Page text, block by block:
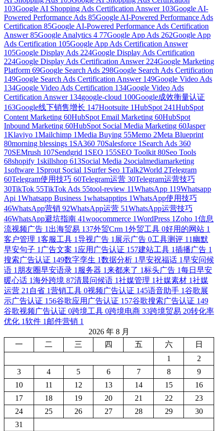
103Google AI Shopping Ads Certification Answer 103Google AI-
Powered Performance Ads 85Google AI-Powered Performance Ads
Certification 85Google AI-Powered Performance Ads Certification
Answer85Google Analytics 4 77Google App Ads 262Google App
Ads Certification 105Google App Ads Certification Answer
105Google Display Ads 224Google Display Ads Certification
224Google Display Ads Certification Answer 224Google Marketing
Platform 69Google Search Ads 298Google Search Ads Certification
149Google Search Ads Certification Answer 149Google Video Ads
134Google Video Ads Certification 134Google Video Ads
Certification Answer 134google-cloud 100Google成效衡量认证
163Google线下销售增长 147Hootsuite 1HubSpot 241HubSpot
Content Marketing 60HubSpot Email Marketing 60HubSpot
Inbound Marketing 60HubSpot Social Media Marketing 60Jasper
1Klaviyo 1Mailchimp 1Media Buying 55Memo 2Meta Blueprint
80morning blessings 1 SA360 70Salesforce 1 Search Ads 360
70SEMrush 107Sendgrid 1 SEO 155SEO Toolkit 80Seo Tools
68shopify 1skillshop 613Social Media 2socialmediamarketing
1software 1 Sprout Social 1 Surfer Seo 1Talk2World 2Telegram
60Telegram使用技巧 60Telegram运营 30Telegram运营技巧
30TikTok 55TikTok Ads 55tool-review 11WhatsApp 119Whatsapp
Api 1Whatsapp Business 1whatsapptips 1WhatsApp使用技巧
46WhatsApp营销 92WhatsApp运营 51WhatsApp运营技巧
46WhatsApp避坑指南 41woocommerce 1WordPress 1 Zoho 1信息
流视频广告 1 出海贸易 137外贸Crm 1外贸工具 0好用的网站 1
客户管理 1客服工具 1导视广告 1 展示广告 0工具测评 11 幽默
早安句子 1 广告文案 1 应用广告认证 157建站工具 1插播广告 1
搜索广告认证 149数字孪生 1数据分析 1早安祝福话 1早安问候
语 1 朋友圈早安语录 1 服务器 1来都来了 1标头广告 1每日早安
暖心话 1海外跨境 87清晨问候语 1社媒管理 1社媒素材 1社媒
运营 21 自省 1营销工具 0视频广告认证 145语音助手 1谷歌展
示广告认证 156谷歌应用广告认证 157谷歌搜索广告认证 149
谷歌视频广告认证 0跨境工具 0跨境电商 33跨境贸易 20转化率
优化 1软件 1 邮件营销 1
2026 年 8 月
一
二 三 四 五 六
日
1
2
3
4 5 6 7 8
9
10
11 12 13 14 15
16
17
18 19 20 21 22
23
24
25 26 27 28 29
30
31